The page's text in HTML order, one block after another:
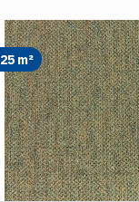
25 m²